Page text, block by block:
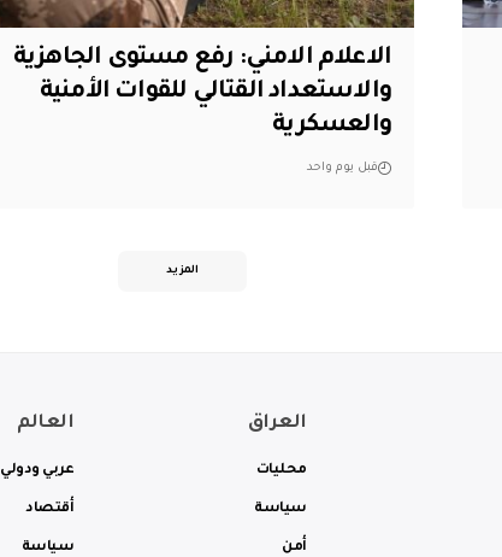
الاعلام الامني: رفع مستوى الجاهزية
والاستعداد القتالي للقوات الأمنية
والعسكرية
قبل يوم واحد
المزيد
العراق
محليات
سياسة
أمن
العالم
عربي ودولي
أقتصاد
سياسة